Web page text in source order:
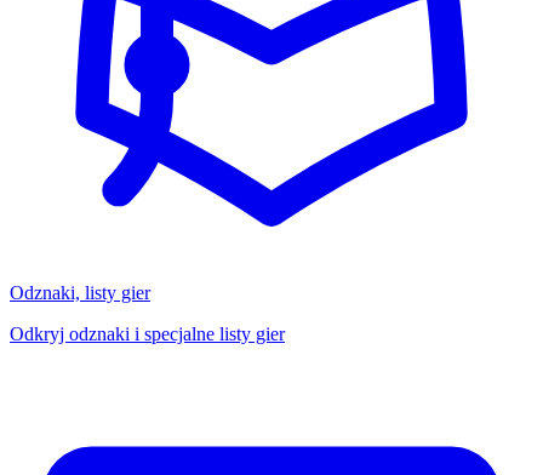
Odznaki, listy gier
Odkryj odznaki i specjalne listy gier